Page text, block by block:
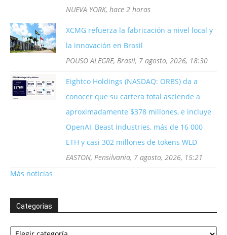
NUEVA YORK, hace 2 horas
XCMG refuerza la fabricación a nivel local y
la innovación en Brasil
POUSO ALEGRE, Brasil, 7 agosto, 2026, 18:30
Eightco Holdings (NASDAQ: ORBS) da a
conocer que su cartera total asciende a
aproximadamente $378 millones, e incluye
OpenAI, Beast Industries, más de 16 000
ETH y casi 302 millones de tokens WLD
EASTON, Pensilvania, 7 agosto, 2026, 15:21
Más noticias
Categorías
Categorías